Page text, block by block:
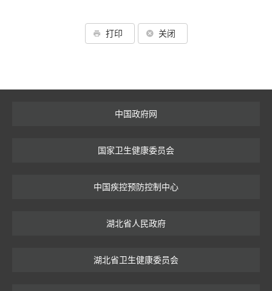
打印 关闭
中国政府网
国家卫生健康委员会
中国疾控预防控制中心
湖北省人民政府
湖北省卫生健康委员会